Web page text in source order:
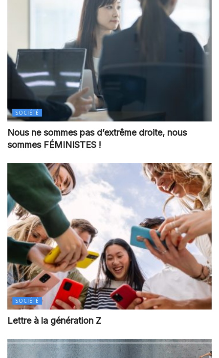
SOCIÉTÉ
Nous ne sommes pas d’extrême droite, nous
sommes FÉMINISTES !
SOCIÉTÉ
Lettre à la génération Z